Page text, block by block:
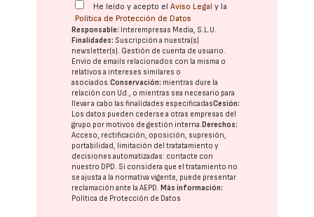
He leído y acepto elAviso Legal y la
Política de Protección de Datos
Responsable: Interempresas Media, S.L.U.
Finalidades: Suscripción a nuestra(s)
newsletter(s). Gestión de cuenta de usuario.
Envío de emails relacionados con la misma o
relativos a intereses similares o
asociados.Conservación: mientras dure la
relación con Ud., o mientras sea necesario para
llevar a cabo las finalidades especificadasCesión:
Los datos pueden cederse a otras empresas del
grupo por motivos de gestión interna.Derechos:
Acceso, rectificación, oposición, supresión,
portabilidad, limitación del tratatamiento y
decisiones automatizadas: contacte con
nuestro DPD . Si considera que el tratamiento no
se ajusta a la normativa vigente, puede presentar
reclamación ante laAEPD .Más información:
Política de Protección de Datos